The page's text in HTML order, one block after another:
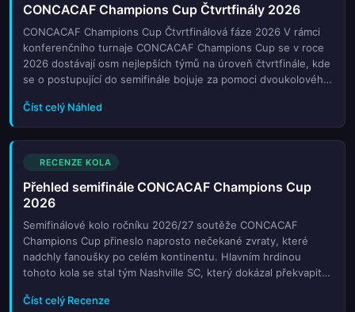
CONCACAF Champions Cup Čtvrtfinály 2026
CONCACAF Champions Cup Čtvrtfinálová fáze 2026 V rámci
konferenčního turnaje CONCACAF Champions Cup se v roce
2026 dostávají osm nejlepších týmů na úroveň čtvrtfinále, kde
se o postupující do semifinále bojuje za pomoci dvoukolového
Mexika a dalších zemí regionu. V tomto kole se očekávají
napínavé zápasy s vysokou intenzitou hry a vysoce
kvalifikovanými hráči. Zájemci o fotbal mohou sledovat soutěž
online i na živě v televizi. Tento kolo je klíčové pro určení
finalistů, kteří budou mít šanci získat titul v roce 2026.
Číst celý Náhled
RECENZE KOLA
Přehled semifinále CONCACAF Champions Cup
2026
Semifinálové kolo ročníku 2026/27 soutěže CONCACAF
Champions Cup přineslo naprosto nečekané zvraty, které
nadchly fanoušky po celém kontinentu. Hlavním hrdinou
tohoto kola se stal tým Nashville SC, který dokázal překvapit
soutěži. Jejich výhra byla vnímána jako velký šok pro mnoho
Číst celý Recenze